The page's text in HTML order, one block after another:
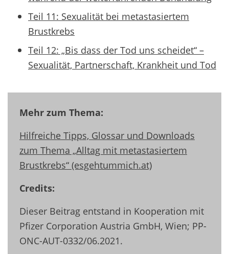
Teil 11: Sexualität bei metastasiertem
Brustkrebs
Teil 12: „Bis dass der Tod uns scheidet“ –
Sexualität, Partnerschaft, Krankheit und Tod
Mehr zum Thema:
Hilfreiche Tipps, Glossar und Downloads
zum Thema „Alltag mit metastasiertem
Brustkrebs“ (esgehtummich.at)
Credits:
Dieser Beitrag entstand in Kooperation mit
Pfizer Corporation Austria GmbH, Wien; PP-
ONC-AUT-0332/06.2021.